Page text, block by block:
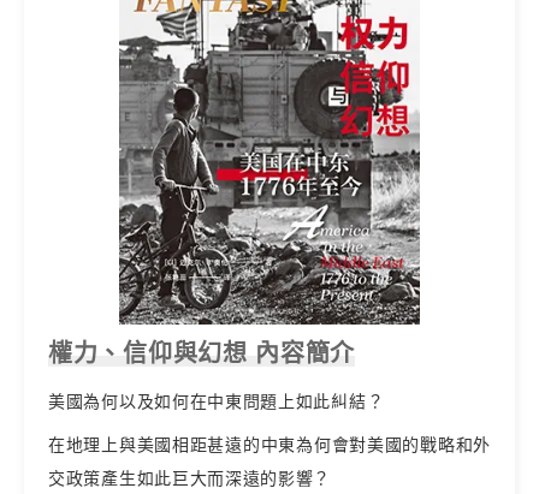
權力、信仰與幻想 內容簡介
美國為何以及如何在中東問題上如此糾結？
在地理上與美國相距甚遠的中東為何會對美國的戰略和外
交政策產生如此巨大而深遠的影響？